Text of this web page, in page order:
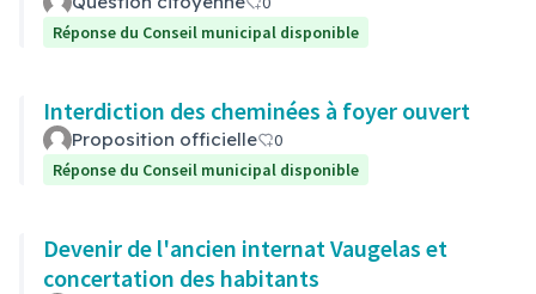
Réponse du Conseil municipal disponible
Interdiction des cheminées à foyer ouvert
Proposition officielle
0
Réponse du Conseil municipal disponible
Devenir de l'ancien internat Vaugelas et
concertation des habitants